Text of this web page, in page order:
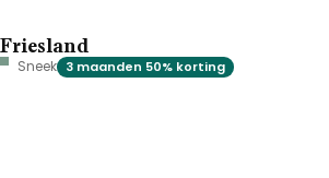
Friesland
Sneek 3 maanden 50% korting